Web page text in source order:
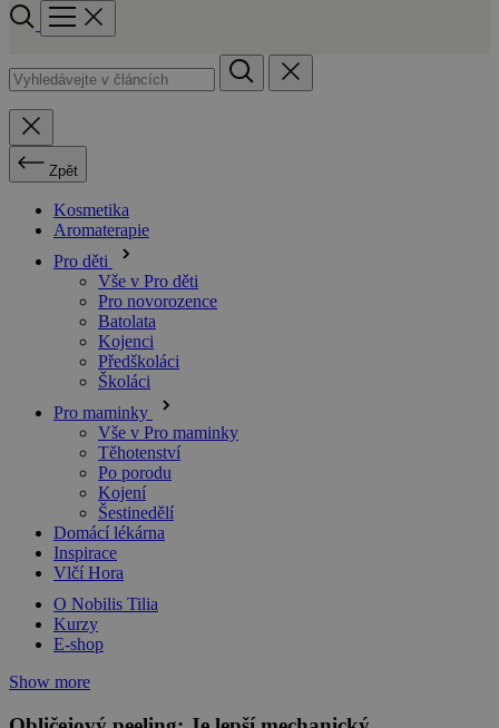
Zpět
Kosmetika
Aromaterapie
Pro děti
Vše v Pro děti
Pro novorozence
Batolata
Kojenci
Předškoláci
Školáci
Pro maminky
Vše v Pro maminky
Těhotenství
Po porodu
Kojení
Šestinedělí
Domácí lékárna
Inspirace
Vlčí Hora
O Nobilis Tilia
Kurzy
E-shop
Show more